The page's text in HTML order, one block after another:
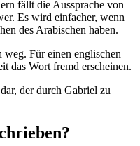
fällt die Aussprache von
Es wird einfacher, wenn
des Arabischen haben.
weg. Für einen englischen
das Wort fremd erscheinen.
der durch Gabriel zu